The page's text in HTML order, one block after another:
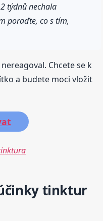
týdnů nechala
poraďte, co s tím,
Chcete se k
a budete moci vložit
tinktur